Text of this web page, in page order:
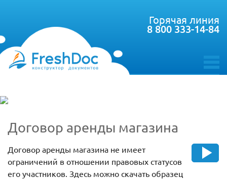
toggle
Горячая линия
8 800 333-14-84
Договор аренды магазина
Договор аренды магазина не имеет
ограничений в отношении правовых статусов
его участников. Здесь можно скачать образец